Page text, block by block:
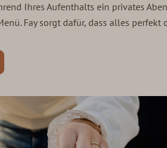
Ihres Aufenthalts ein privates
Fay sorgt dafür, dass alles